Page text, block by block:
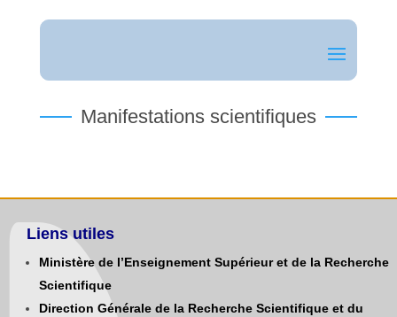
Manifestations scientifiques
Liens utiles
Ministère de l’Enseignement Supérieur et de la Recherche
Scientifique
Direction Générale de la Recherche Scientifique et du